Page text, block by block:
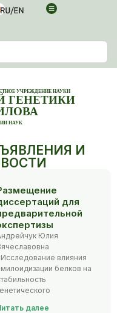
УЧРЕЖДЕНИЕ НАУКИ
ГЕНЕТИКИ
НАУК
И
для
Юлия
влияния
белков на
далее